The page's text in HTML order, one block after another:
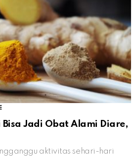
Bisa Jadi Obat Alami Diare,
aktivitas sehari-hari